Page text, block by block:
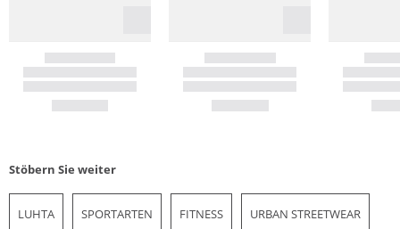
Stöbern Sie weiter
LUHTA SPORTARTEN FITNESS URBAN STREETWEAR